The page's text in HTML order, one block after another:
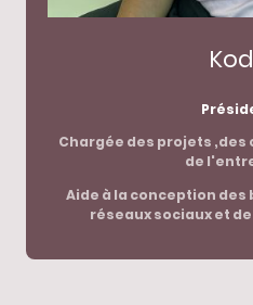
Chargée des projets
de
Aide à la conception des
réseaux sociaux et